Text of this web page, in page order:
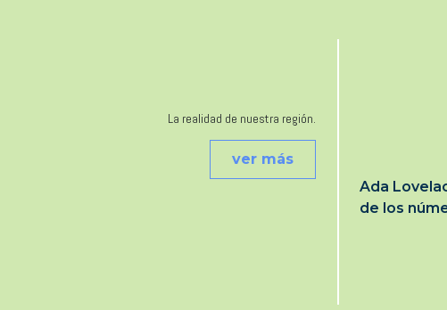
La realidad de nuestra región.
ver más
Ada
de los